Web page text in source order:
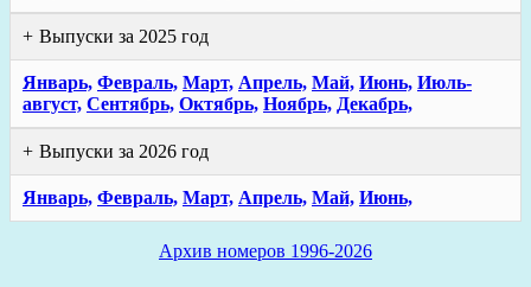
Выпуски за 2025 год
Январь, Февраль, Март, Апрель, Май, Июнь, Июль-
август, Сентябрь, Октябрь, Ноябрь, Декабрь,
Выпуски за 2026 год
Январь, Февраль, Март, Апрель, Май, Июнь,
Архив номеров 1996-2026